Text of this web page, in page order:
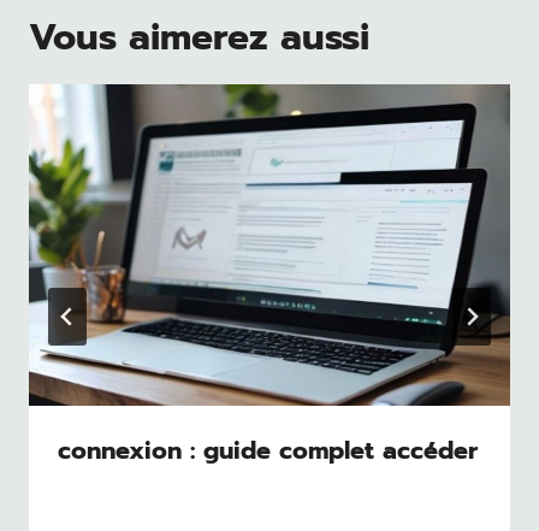
Vous aimerez aussi
connexion : guide complet accéder